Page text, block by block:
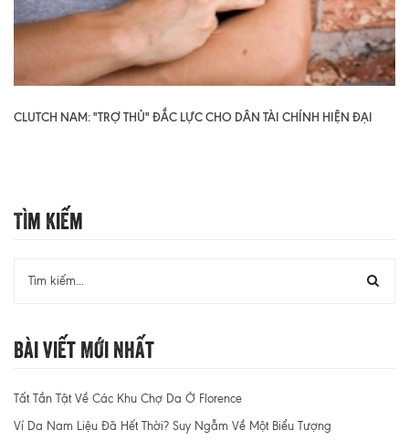
CLUTCH NAM: "TRỢ THỦ" ĐẮC LỰC CHO DÂN TÀI CHÍNH HIỆN ĐẠI
Tìm Kiếm
Bài Viết Mới Nhất
Tất Tần Tật Về Các Khu Chợ Da Ở Florence
Ví Da Nam Liệu Đã Hết Thời? Suy Ngẫm Về Một Biểu Tượng